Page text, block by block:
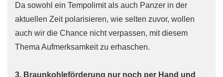
Da sowohl ein Tempolimit als auch Panzer in der
aktuellen Zeit polarisieren, wie selten zuvor, wollen
auch wir die Chance nicht verpassen, mit diesem
Thema Aufmerksamkeit zu erhaschen.
3. Braunkohleförderung nur noch per Hand und